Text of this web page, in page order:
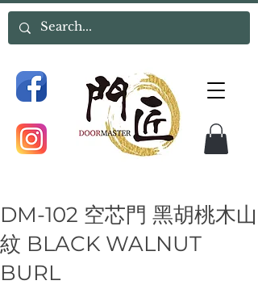
DM-102 空芯門 黑胡桃木山
紋 BLACK WALNUT
BURL